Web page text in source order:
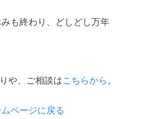
も終わり、どしどし万年
や、ご相談はこちらから。
ページに 戻る